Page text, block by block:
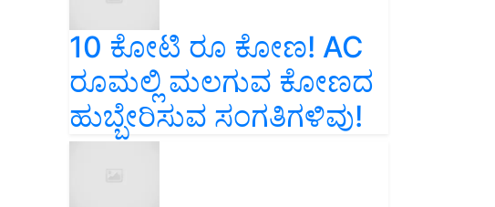
10 ಕೋಟಿ ರೂ ಕೋಣ! AC
ರೂಮಲ್ಲಿ ಮಲಗುವ ಕೋಣದ
ಹುಬ್ಬೇರಿಸುವ ಸಂಗತಿಗಳಿವು!